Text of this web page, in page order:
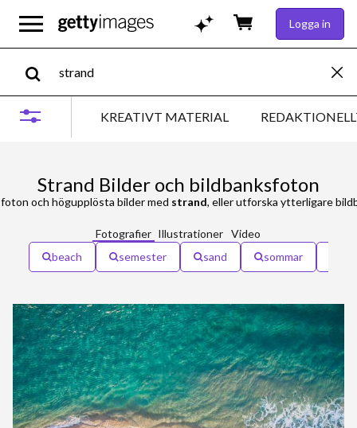
Logga in
KREATIVT MATERIAL
Strand Bilder och bildbanksfoton
och högupplösta bilder med strand, eller utforska ytterligare
Fotografier Illustrationer Video
beach
semester sand sommar